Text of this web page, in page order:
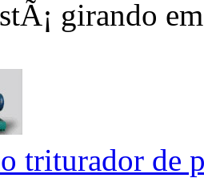
girando
triturador de